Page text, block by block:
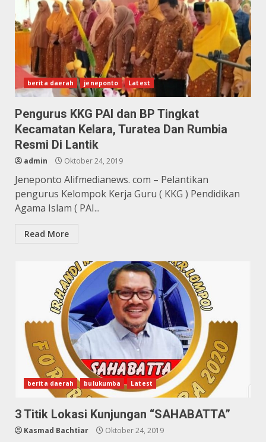
berita daerah jeneponto Latest
Pengurus KKG PAI dan BP Tingkat
Kecamatan Kelara, Turatea Dan Rumbia
Resmi Di Lantik
admin Oktober 24, 2019
Jeneponto Alifmedianews. com – Pelantikan
pengurus Kelompok Kerja Guru ( KKG ) Pendidikan
Agama Islam ( PAI...
Read More
berita daerah bulukumba Latest
3 Titik Lokasi Kunjungan “SAHABATTA”
Kasmad Bachtiar Oktober 24, 2019